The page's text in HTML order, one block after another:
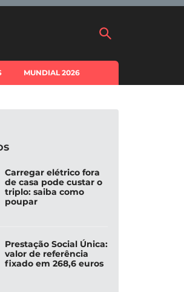
MUNDIAL 2026
Carregar elétrico fora
de casa pode custar o
triplo: saiba como
poupar
Prestação Social Única:
valor de referência
fixado em 268,6 euros